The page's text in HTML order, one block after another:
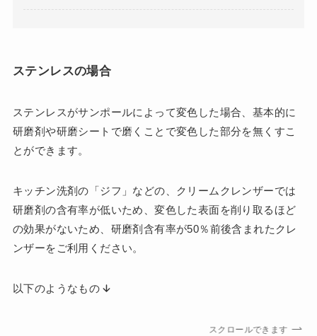
ステンレスの場合
ステンレスがサンポールによって変色した場合、基本的に
研磨剤や研磨シートで磨くことで変色した部分を無くすこ
とができます。
キッチン洗剤の「ジフ」などの、クリームクレンザーでは
研磨剤の含有率が低いため、変色した表面を削り取るほど
の効果がないため、研磨剤含有率が50％前後含まれたクレ
ンザーをご利用ください。
以下のようなもの
スクロールできます